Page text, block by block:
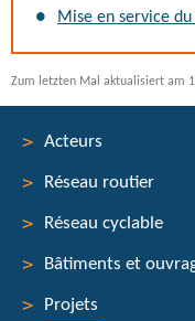
Mise en service
Zum letzten Mal aktualisiert am
Menu
de
navigation
Acteurs
Réseau routier
Réseau cyclable
Bâtiments et
Projets